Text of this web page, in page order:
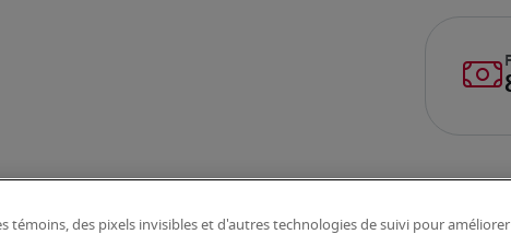
témoins, des pixels invisibles et d'autres technologies de suivi pour améliorer